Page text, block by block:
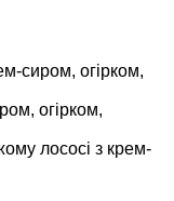
сиром, огірком,
огірком,
лососі з крем-